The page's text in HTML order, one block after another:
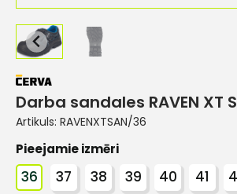
Darba sandales RAVEN XT
Artikuls: RAVENXTSAN/36
Pieejamie izmēri
36 37 38 39 40 41